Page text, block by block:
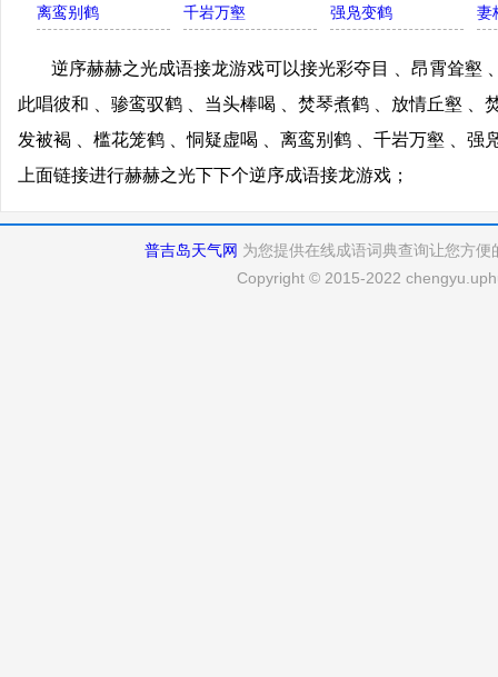
离鸾别鹤
千岩万壑 强凫变鹤 妻
逆序赫赫之光成语接龙游戏可以接光彩夺目 、昂霄耸壑
此唱彼和 、骖鸾驭鹤 、当头棒喝 、焚琴煮鹤 、放情丘壑 、
发被褐 、槛花笼鹤 、恫疑虚喝 、离鸾别鹤 、千岩万壑 、强
上面链接进行赫赫之光下下个逆序成语接龙游戏；
普吉岛天气网 为您提供在线成语词典查询让您方
Copyright © 2015-2022